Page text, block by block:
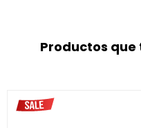
Productos